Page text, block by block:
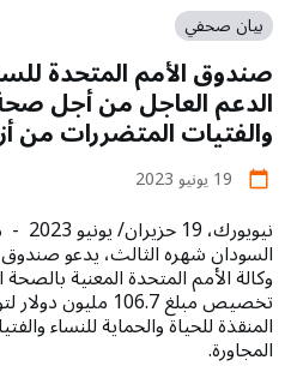
كبير
المجتمعات
الأكثر
تهميشاً
المعنية
بالصحة
الجنسية
والإنجابية
تطلقُ
نداءً
إنسانياً
1.2
مليار
دولار
أمريكي
لمجابهة
الأزمات
بيان صحفي
صندوق الأمم المتحدة
الدعم العاجل من أجل
والفتيات المتضررات من
calendar_today 19 يونيو 2023
السودان شهره الثالث، يدعو
وكالة الأمم المتحدة المعنية بالصحة
تخصيص مبلغ 106.7
المنقذة للحياة والحماية للنساء
المجاورة.